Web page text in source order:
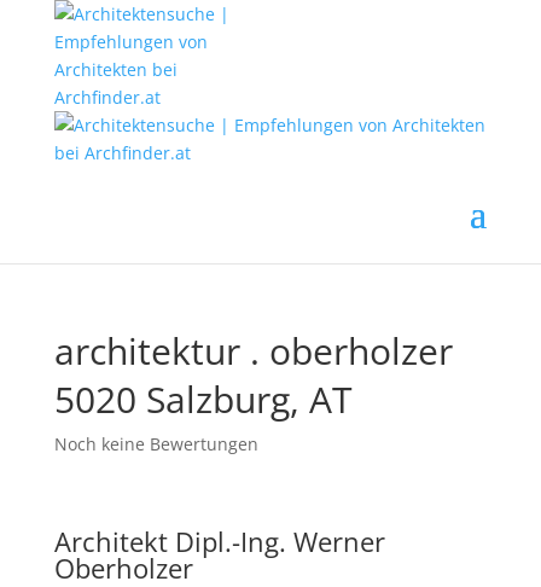
architektur . oberholzer
5020 Salzburg, AT
Noch keine Bewertungen
Architekt Dipl.-Ing. Werner
Oberholzer